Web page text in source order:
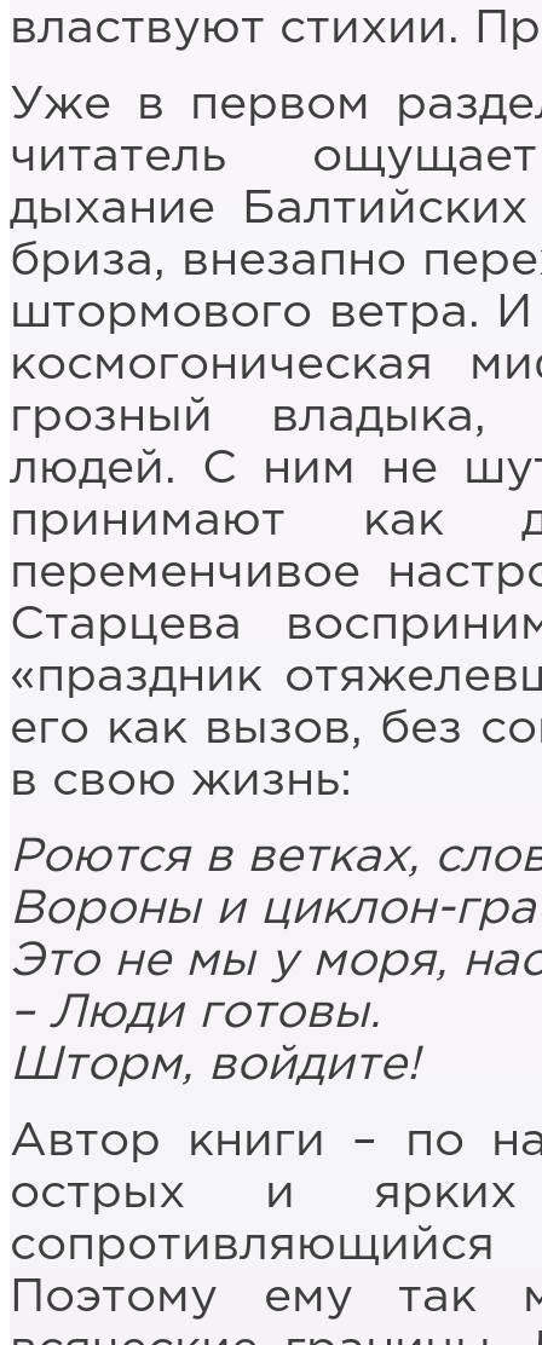
властвуют стихии.
Уже в первом
читатель
дыхание
бриза, внезапно
штормового ветра.
космогоническая
грозный владыка,
людей. С ним не
принимают как
переменчивое
Старцева
«праздник
его как вызов, без
в свою жизнь:
Роются в ветках,
Вороны и циклон-
Это не мы у моря,
– Люди готовы.
Шторм, войдите!
Автор книги – по
острых и ярких
Поэтому ему так